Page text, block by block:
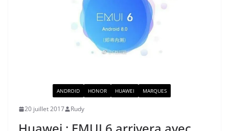
ANDROID HONOR HUAWEI MARQUES
20 juillet 2017 Rudy